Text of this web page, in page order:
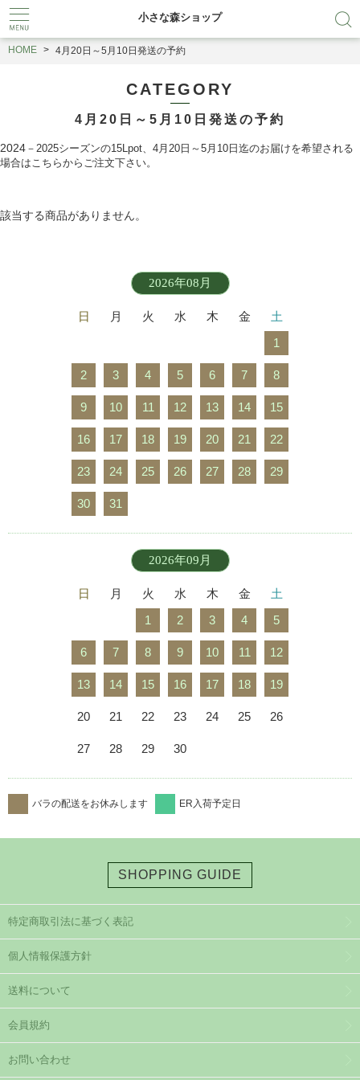
小さな森ショップ
HOME 4月20日～5月10日発送の予約
CATEGORY
4月20日～5月10日発送の予約
2024 －2025シーズンの15Lpot、4月20日～5月10日迄のお届けを希望される
場合はこちらからご注文下さい。
該当する商品がありません。
2026年08月
日 月 火 水 木 金
土
1
2 3 4 5 6 7 8
9 10 11 12 13 14 15
16 17 18 19 20 21 22
23 24 25 26 27 28 29
30 31
2026年09月
日 月 火 水 木 金
土
1
2 3 4 5
6 7 8 9 10 11 12
13 14 15 16 17 18 19
20 21 22 23 24 25 26
27 28 29 30
バラの配送をお休みします ER入荷予定日
SHOPPING GUIDE
特定商取引法に基づく表記
個人情報保護方針
送料について
会員規約
お問い合わせ